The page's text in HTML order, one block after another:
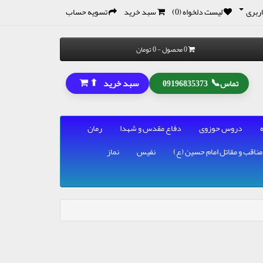
لیست دلخواه (0) سبد خرید تسویه حساب
0 محصول - 0 تومان
تماس📞
09196835373 سبد خرید ⬆
دروس حوزوی دفاع مقدس و شهدا
رمان
مناقب و مقاتل امام حسین (ع) نفیس
نماز